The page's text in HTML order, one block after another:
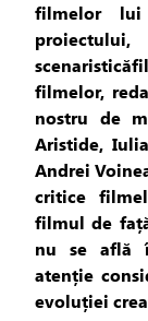
filmelor lui
filmelor,
nostru de
Aristide,
Andrei
critice
filmul de
nu se află
atenție
evoluției